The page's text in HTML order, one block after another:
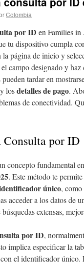
Colombia
por ID en Families
tu dispositivo cumpla
la página de inicio y
campo designado y
tardar en
y losdetalles de pago.
de conectividad.
por ID
concepto fundamental
. Este método te permite
único, como
acceder a los datos de
extensas,
por ID,
implica especificar la
el identificador único.